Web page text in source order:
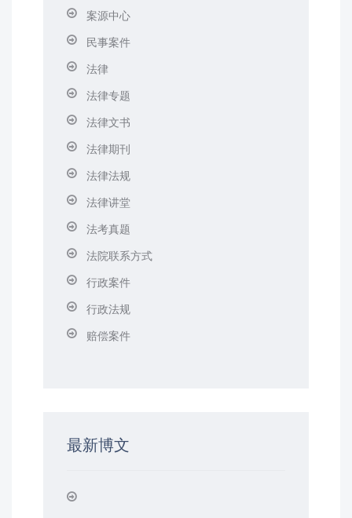
案源中心
民事案件
法律
法律专题
法律文书
法律期刊
法律法规
法律讲堂
法考真题
法院联系方式
行政案件
行政法规
赔偿案件
最新博文